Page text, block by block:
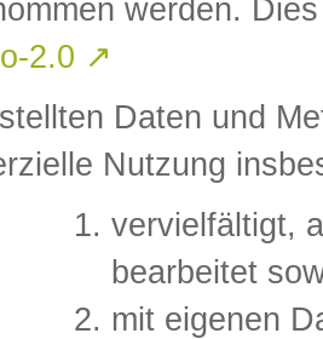
werden.
2.0 ↗
Daten und
Nutzung
vervielfältigt,
bearbeitet
mit eigenen